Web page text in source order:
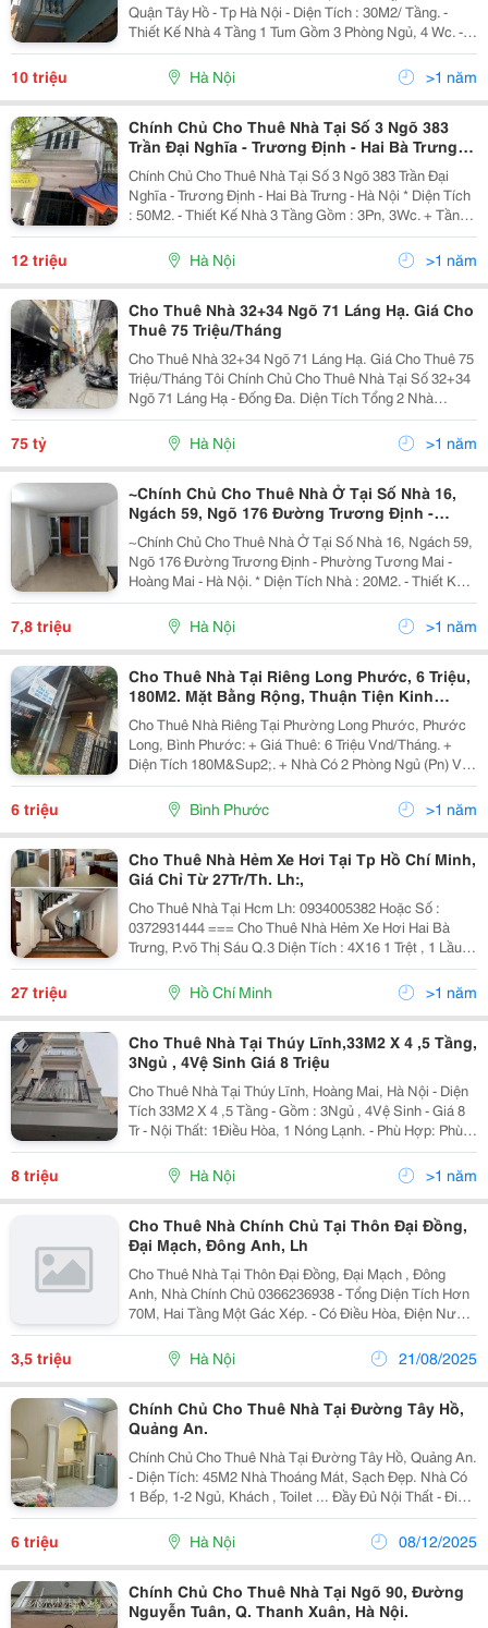
Quận Tây Hồ - Tp Hà Nội - Diện Tích : 30M2/ Tầng. -
Thiết Kế Nhà 4 Tầng 1 Tum Gồm 3 Phòng Ngủ, 4 Wc. -
Nội Thất Nhà Cơ Bản Đầy Đủ Tiện Nghi. - Khu Vực
Đông Dân, Thuận Tiện Đi Lại, An Ninh Khu Tốt. -...
10 triệu Hà Nội >1 năm
Chính Chủ Cho Thuê Nhà Tại Số 3 Ngõ 383
Trần Đại Nghĩa - Trương Định - Hai Bà Trưng -
Hà Nội
Chính Chủ Cho Thuê Nhà Tại Số 3 Ngõ 383 Trần Đại
Nghĩa - Trương Định - Hai Bà Trưng - Hà Nội * Diện Tích
: 50M2. - Thiết Kế Nhà 3 Tầng Gồm : 3Pn, 3Wc. + Tầng
1 : Phòng Khách Có Thể Để Oto, Wc, Bếp + Tầng 2 : Có
2 Phòng Ngủ + Wc + Tầng 3 : Có 1...
12 triệu Hà Nội >1 năm
Cho Thuê Nhà 32+34 Ngõ 71 Láng Hạ. Giá Cho
Thuê 75 Triệu/Tháng
Cho Thuê Nhà 32+34 Ngõ 71 Láng Hạ. Giá Cho Thuê 75
Triệu/Tháng Tôi Chính Chủ Cho Thuê Nhà Tại Số 32+34
Ngõ 71 Láng Hạ - Đống Đa. Diện Tích Tổng 2 Nhà
120M2, Xây 3 Tầng + Tum. Mặt Tiền 6,8M. Có Hỗ Trợ
Cải Tạo Sửa Chữa Nếu Làm Hợp Đồng Lâu Dài. Chủ...
75 tỷ Hà Nội >1 năm
~Chính Chủ Cho Thuê Nhà Ở Tại Số Nhà 16,
Ngách 59, Ngõ 176 Đường Trương Định -
Phường Tương Mai - Hoàng Mai - Hà Nội.
~Chính Chủ Cho Thuê Nhà Ở Tại Số Nhà 16, Ngách 59,
Ngõ 176 Đường Trương Định - Phường Tương Mai -
Hoàng Mai - Hà Nội. * Diện Tích Nhà : 20M2. - Thiết Kế
Nhà 4 Tầng Gồm : + Tầng 1 : Để Xe Máy Rộng Rãi. +
Tầng 2 : Có Phòng Ngủ, Nhà Bếp, Nhà Vệ...
7,8 triệu Hà Nội >1 năm
Cho Thuê Nhà Tại Riêng Long Phước, 6 Triệu,
180M2. Mặt Bằng Rộng, Thuận Tiện Kinh
Doanh
Cho Thuê Nhà Riêng Tại Phường Long Phước, Phước
Long, Bình Phước: + Giá Thuê: 6 Triệu Vnd/Tháng. +
Diện Tích 180M&Sup2;. + Nhà Có 2 Phòng Ngủ (Pn) Và
2 Phòng Tắm (Wc). + Hướng Cửa Chính: Đông, Hướng
Ban Công: Đông. + Mặt Tiền Rộng 10M, Thuận Lợi...
6 triệu Bình Phước >1 năm
Cho Thuê Nhà Hẻm Xe Hơi Tại Tp Hồ Chí Minh,
Giá Chỉ Từ 27Tr/Th. Lh:,
Cho Thuê Nhà Tại Hcm Lh: 0934005382 Hoặc Số :
0372931444 === Cho Thuê Nhà Hẻm Xe Hơi Hai Bà
Trưng, P.võ Thị Sáu Q.3 Diện Tích : 4X16 1 Trệt , 1 Lầu
Trống Suốt, 2Wc Giá Thuê : 27Tr/ Tháng === Cho Thuê
Nhà Đường Phan Đăng Lưu, P.7, Phú...
27 triệu Hồ Chí Minh >1 năm
Cho Thuê Nhà Tại Thúy Lĩnh,33M2 X 4 ,5 Tầng,
3Ngủ , 4Vệ Sinh Giá 8 Triệu
Cho Thuê Nhà Tại Thúy Lĩnh, Hoàng Mai, Hà Nội - Diện
Tích 33M2 X 4 ,5 Tầng - Gồm : 3Ngủ , 4Vệ Sinh - Giá 8
Tr - Nội Thất: 1Điều Hòa, 1 Nóng Lạnh. - Phù Hợp: Phù
Hợp Gia Đình, Nhóm Nữ Đi Làm - Vị Trí: Thúy Lĩnh -
Đường : Ô Tô - Tiện Ích...
8 triệu Hà Nội >1 năm
Cho Thuê Nhà Chính Chủ Tại Thôn Đại Đồng,
Đại Mạch, Đông Anh, Lh
Cho Thuê Nhà Tại Thôn Đại Đồng, Đại Mạch , Đông
Anh, Nhà Chính Chủ 0366236938 - Tổng Diện Tích Hơn
70M, Hai Tầng Một Gác Xép. - Có Điều Hòa, Điện Nước
Tính Theo Công Tơ Giá Nhà Nước Cạnh Nhà Anh
Giảng Hương. - Đầu Làng Thôn Đại Đồng Chỗ Cửa Hàng
3,5 triệu Hà Nội 21/08/2025
Chính Chủ Cho Thuê Nhà Tại Đường Tây Hồ,
Quảng An.
Chính Chủ Cho Thuê Nhà Tại Đường Tây Hồ, Quảng An.
- Diện Tích: 45M2 Nhà Thoáng Mát, Sạch Đẹp. Nhà Có
1 Bếp, 1-2 Ngủ, Khách , Toilet ... Đầy Đủ Nội Thất - Điện
Nước Tính Theo Công Tơ Nhà Nước. - Tiện Chợ,
Trường Các Cấp, Gần Hồ Tây. - Giá Cho...
6 triệu Hà Nội 08/12/2025
Chính Chủ Cho Thuê Nhà Tại Ngõ 90, Đường
Nguyễn Tuân, Q. Thanh Xuân, Hà Nội.